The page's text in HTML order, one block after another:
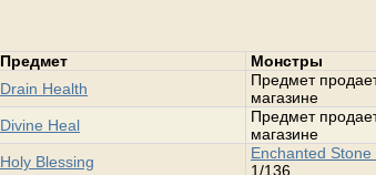
Предмет Монстры
Drain Health
Предмет
магазине
Divine Heal
Предмет
магазине
Holy Blessing
Enchanted Stone
1/136